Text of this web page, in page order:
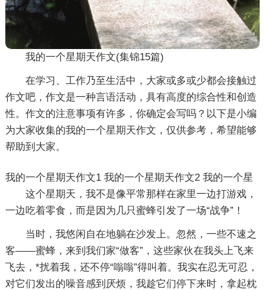
我的一个星期天作文(集锦15篇)
在学习、工作乃至生活中，大家或多或少都会接触过
作文吧，作文是一种言语活动，具有高度的综合性和创造
性。作文的注意事项有许多，你确定会写吗？以下是小编
为大家收集的我的一个星期天作文，仅供参考，希望能够
帮助到大家。
我的一个星期天作文1
这个星期天，我不是像平常那样在家里一边打游戏，
一边吃着零食，而是因为几只蜜蜂引发了一场“战争”！
当时，我悠闲自在地躺在沙发上。忽然，一些不速之
客——蜜蜂，来到我们家“做客”，这些家伙在我头上飞来
飞去，*扰着我，还不停“嗡嗡”得叫着。我实在忍无可忍，
对它们发出的噪音感到厌烦，我趁它们停下来时，拿起枕
我的一个星期天作文2 我的一个星